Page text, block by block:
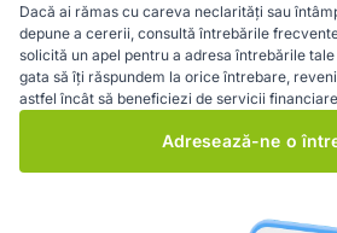
Dacă ai rămas cu careva neclarități sau
depune a cererii, consultă întrebările
solicită un apel pentru a adresa întrebările
gata să îți răspundem la orice întrebare,
astfel încât să beneficiezi de servicii
Adresează-ne o